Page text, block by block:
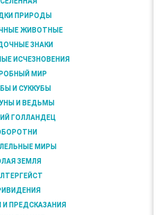
ПРИРОДЫ
ЖИВОТНЫЕ
ЗНАКИ
ИСЧЕЗНОВЕНИЯ
МИР
И СУККУБЫ
И ВЕДЬМЫ
ГОЛЛАНДЕЦ
МИРЫ
ЗЕМЛЯ
И ПРЕДСКАЗАНИЯ